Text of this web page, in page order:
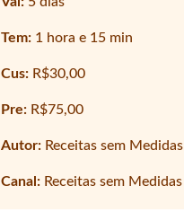
Tem: 1 hora e 15 min
Cus: R$30,00
Pre: R$75,00
Autor: Receitas sem Medidas
Canal: Receitas sem Medidas